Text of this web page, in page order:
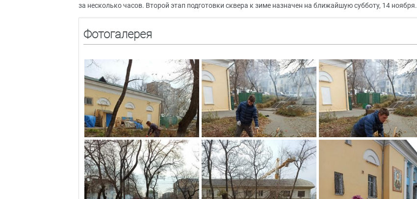
за несколько часов. Второй этап подготовки сквера к зиме назначен на ближайшую субботу, 14 ноября.
Фотогалерея